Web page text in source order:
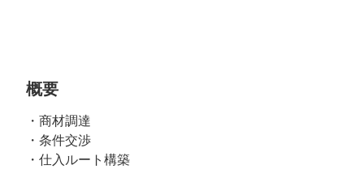
概要
・商材調達
・条件交渉
・仕入ルート構築